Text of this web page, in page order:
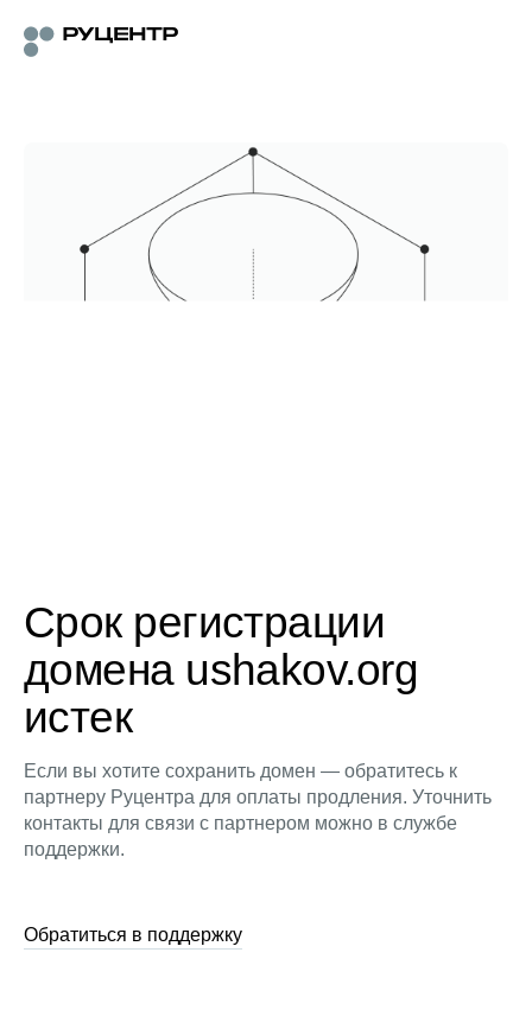
Срок регистрации
домена ushakov.org
истек
Если вы хотите сохранить домен — обратитесь к
партнеру Руцентра для оплаты продления. Уточнить
контакты для связи с партнером можно в службе
поддержки.
Обратиться в поддержку